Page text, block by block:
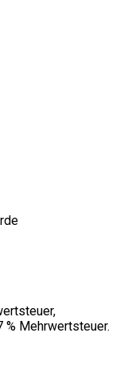
% Mehrwertsteuer.